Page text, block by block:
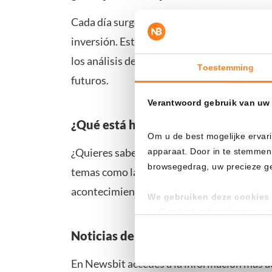
Toestemming
Verantwoord gebruik van uw
Om u de best mogelijke
apparaat. Door in te
browsegedrag, uw precieze
We gebruiken deze cookies
Klik hieronder om ons
Cada día surgen nuevas actualizaciones
inversión. Estas noticias pueden ser
los análisis de precio ofrecen una
futuros.
¿Qué está haciendo VeChain hoy?
¿Quieres saber qué ocurre hoy con
temas como la evolución de su precio,
acontecimientos económicos que pueden
Noticias de VeChain hoy
En Newsbit accedes a la información más